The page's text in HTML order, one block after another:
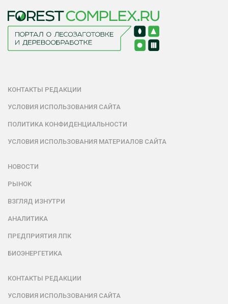
КОНТАКТЫ РЕДАКЦИИ
УСЛОВИЯ ИСПОЛЬЗОВАНИЯ САЙТА
ПОЛИТИКА КОНФИДЕНЦИАЛЬНОСТИ
УСЛОВИЯ ИСПОЛЬЗОВАНИЯ МАТЕРИАЛОВ САЙТА
НОВОСТИ
РЫНОК
ВЗГЛЯД ИЗНУТРИ
АНАЛИТИКА
ПРЕДПРИЯТИЯ ЛПК
БИОЭНЕРГЕТИКА
КОНТАКТЫ РЕДАКЦИИ
УСЛОВИЯ ИСПОЛЬЗОВАНИЯ САЙТА